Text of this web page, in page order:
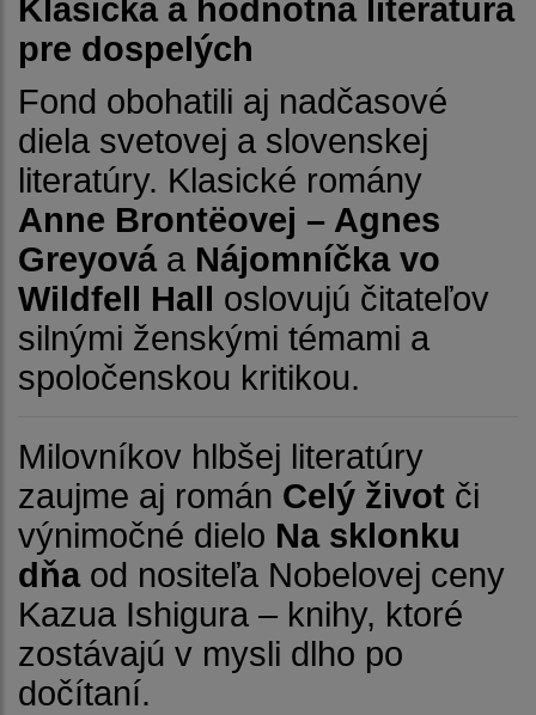
Klasická a hodnotná literatúra
pre dospelých
Fond obohatili aj nadčasové
diela svetovej a slovenskej
literatúry. Klasické romány
Anne Brontëovej – Agnes
Greyováa Nájomníčka vo
Wildfell Hall oslovujú čitateľov
silnými ženskými témami a
spoločenskou kritikou.
Milovníkov hlbšej literatúry
zaujme aj román Celý život či
výnimočné dielo Na sklonku
dňaod nositeľa Nobelovej ceny
Kazua Ishigura – knihy, ktoré
zostávajú v mysli dlho po
dočítaní.